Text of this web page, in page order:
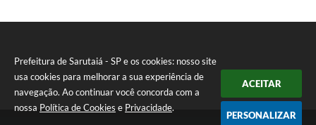
Prefeitura de Sarutaiá - SP e os cookies: nosso site
usa cookies para melhorar a sua experiência de
navegação. Ao continuar você concorda com a
nossa Política de Cookies e Privacidade.
ACEITAR
PERSONALIZAR